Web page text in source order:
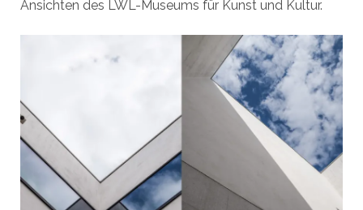
Ansichten des LWL-Museums für Kunst und Kultur.